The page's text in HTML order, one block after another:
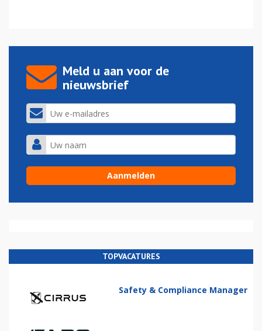
Meld u aan voor de
nieuwsbrief
TOPVACATURES
Safety & Compliance Manager